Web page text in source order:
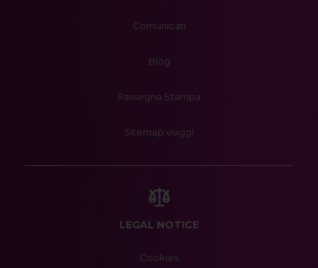
Comunicati
Blog
Rassegna Stampa
Sitemap viaggi
LEGAL NOTICE
Cookies